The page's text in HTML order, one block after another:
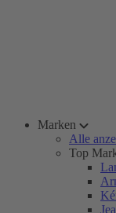
Marken
Alle
Top